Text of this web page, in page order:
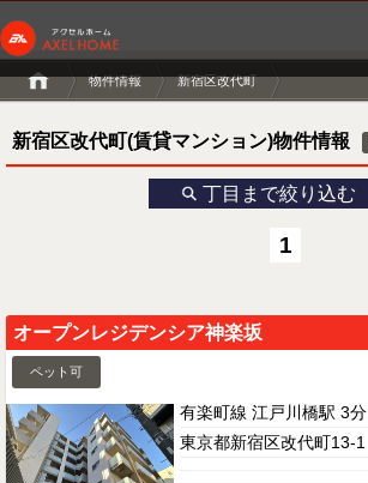
物件情報 新宿区改代町
新宿区改代町(賃貸マンション)物件情報
丁目まで絞り込む
1
オープンレジデンシア神楽坂
ペット可
有楽町線 江戸川橋駅 3分
東京都新宿区改代町13-1